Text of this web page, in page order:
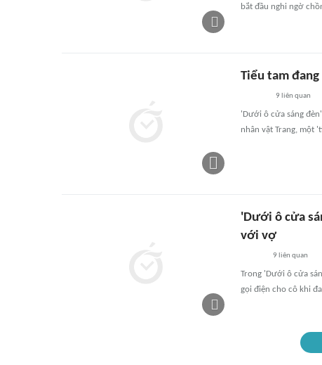
bắt đầu nghi ngờ
Tiểu tam đang
9 liên quan
'Dưới ô cửa sáng
nhân vật Trang, một
'Dưới ô cửa
với vợ
9 liên quan
Trong 'Dưới ô cửa
gọi điện cho cô khi